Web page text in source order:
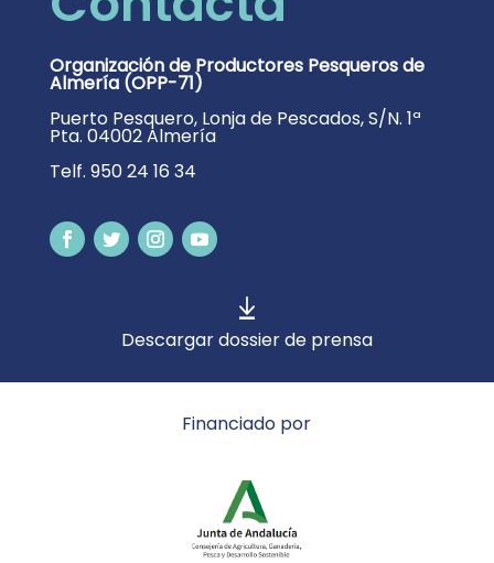
Organización de Productores Pesqueros de
Almería (OPP-71)
Puerto Pesquero, Lonja de Pescados, S/N. 1ª
Pta. 04002 Almería
Telf. 950 24 16 34
Descargar dossier de prensa
Financiado por